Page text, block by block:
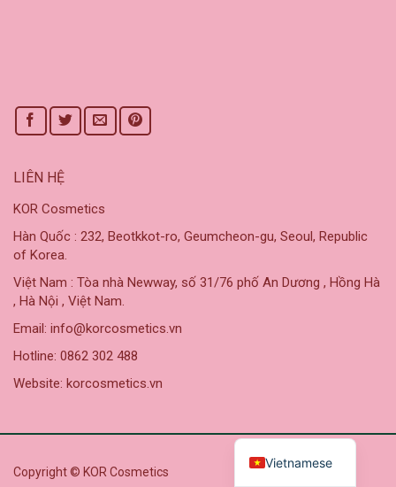
LIÊN HỆ
KOR Cosmetics
Hàn Quốc : 232, Beotkkot-ro, Geumcheon-gu, Seoul, Republic
of Korea.
Việt Nam : Tòa nhà Newway, số 31/76 phố An Dương , Hồng Hà
, Hà Nội , Việt Nam.
Email: info@korcosmetics.vn
Hotline: 0862 302 488
Website: korcosmetics.vn
Copyright © KOR Cosmetics
Vietnamese